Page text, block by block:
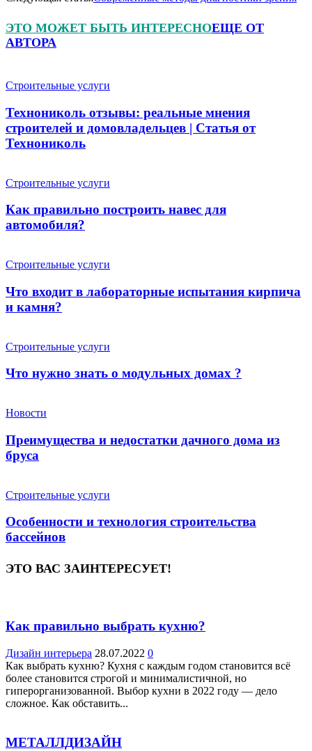
ЭТО МОЖЕТ БЫТЬ ИНТЕРЕСНОЕЩЕ ОТ
АВТОРА
Строительные услуги
Технониколь отзывы: реальные мнения
строителей и домовладельцев | Статья от
Технониколь
Строительные услуги
Как правильно построить навес для
автомобиля?
Строительные услуги
Что входит в лабораторные испытания кирпича
и камня?
Строительные услуги
Что нужно знать о модульных домах ?
Новости
Преимущества и недостатки дачного дома из
бруса
Строительные услуги
Особенности и технология строительства
бассейнов
ЭТО ВАС ЗАИНТЕРЕСУЕТ!
Как правильно выбрать кухню?
Дизайн интерьера 28.07.2022 0
Как выбрать кухню? Кухня с каждым годом становится всё
более становится строгой и минималистичной, но
гиперорганизованной. Выбор кухни в 2022 году — дело
сложное. Как обставить...
МЕТАЛЛДИЗАЙН